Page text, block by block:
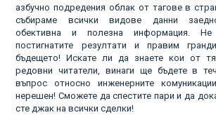
азбучно подредения облак от тагове в
събираме всички видове данни
обективна и полезна информация.
постигнатите резултати и правим
бъдещето! Искате ли да знаете кои от
редовни читатели, винаги ще бъдете в
въпрос относно инженерните
нерешен! Сможете да спестите пари и да
сте джак на всички сделки!